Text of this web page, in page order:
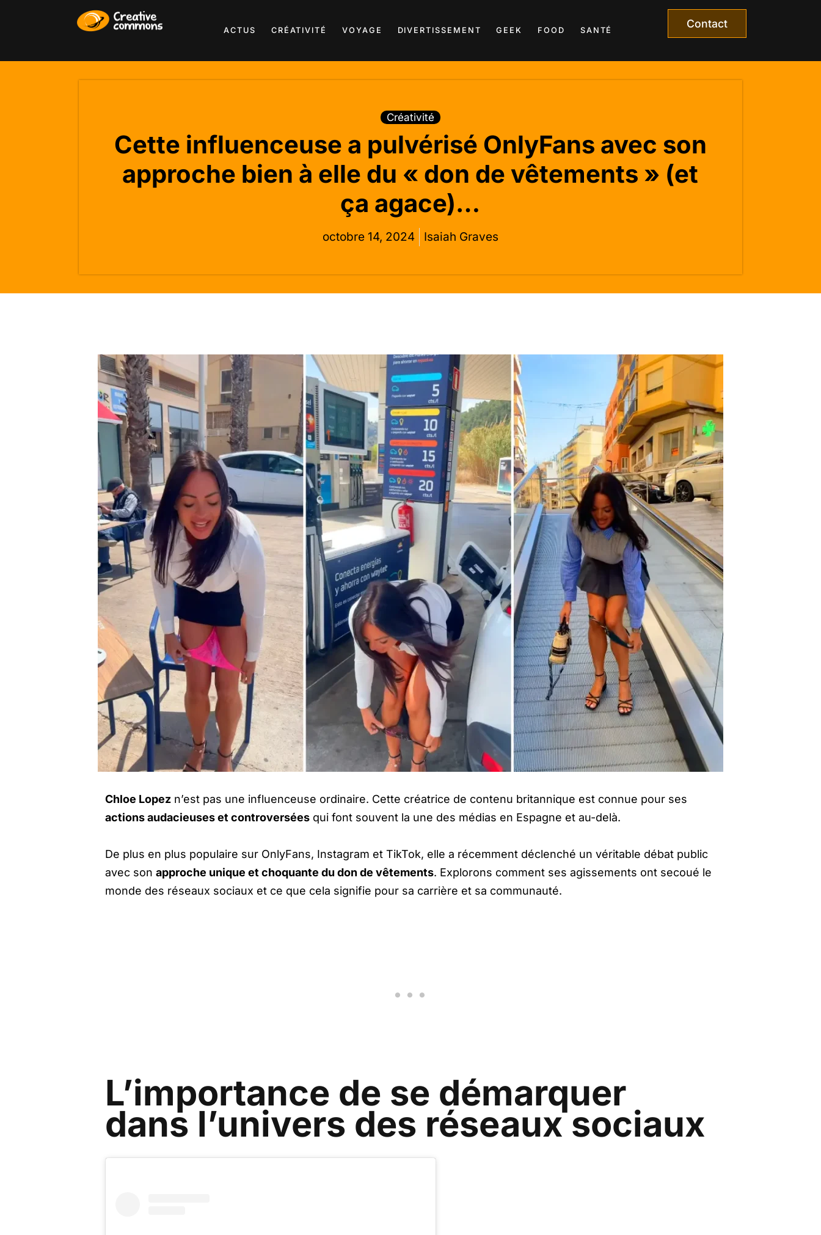
ACTUS CRÉATIVITÉ VOYAGE DIVERTISSEMENT GEEK FOOD SANTÉ
Contact
Créativité
Cette influenceuse a pulvérisé OnlyFans avec son
approche bien à elle du « don de vêtements » (et
ça agace)…
octobre 14, 2024 Isaiah Graves
Chloe Lopez n’est pas une influenceuse ordinaire. Cette créatrice de contenu britannique est connue pour ses
actions audacieuses et controversées qui font souvent la une des médias en Espagne et au-delà.
De plus en plus populaire sur OnlyFans, Instagram et TikTok, elle a récemment déclenché un véritable débat public
avec son approche unique et choquante du don de vêtements. Explorons comment ses agissements ont secoué le
monde des réseaux sociaux et ce que cela signifie pour sa carrière et sa communauté.
L’importance de se démarquer
dans l’univers des réseaux sociaux